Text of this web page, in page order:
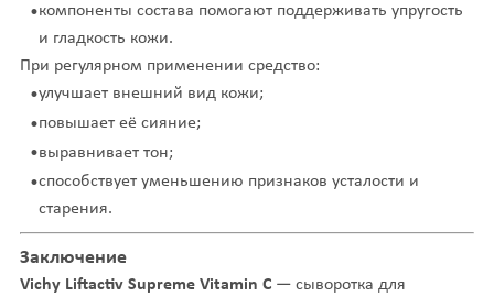
компоненты состава помогают поддерживать упругость
и гладкость кожи.
При регулярном применении средство:
улучшает внешний вид кожи;
повышает её сияние;
выравнивает тон;
способствует уменьшению признаков усталости и
старения.
Заключение
Vichy Liftactiv Supreme Vitamin C — сыворотка для